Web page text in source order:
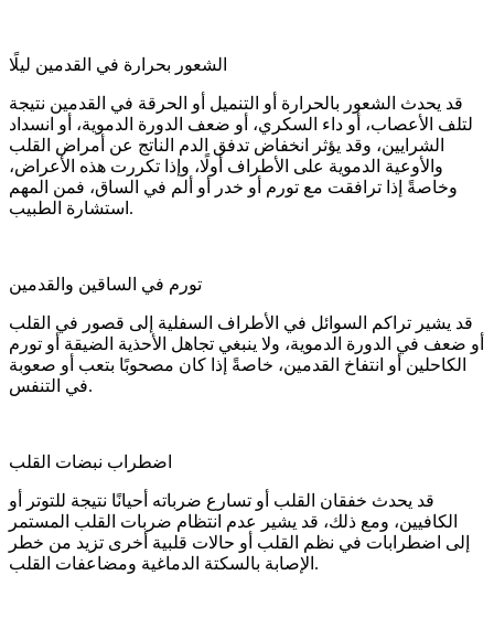
الشعور بحرارة في القدمين ليلًا
قد يحدث الشعور بالحرارة أو التنميل أو الحرقة في القدمين نتيجة
لتلف الأعصاب، أو داء السكري، أو ضعف الدورة الدموية، أو انسداد
الشرايين، وقد يؤثر انخفاض تدفق الدم الناتج عن أمراض القلب
والأوعية الدموية على الأطراف أولًا، وإذا تكررت هذه الأعراض،
وخاصةً إذا ترافقت مع تورم أو خدر أو ألم في الساق، فمن المهم
استشارة الطبيب.
تورم في الساقين والقدمين
قد يشير تراكم السوائل في الأطراف السفلية إلى قصور في القلب
أو ضعف في الدورة الدموية، ولا ينبغي تجاهل الأحذية الضيقة أو تورم
الكاحلين أو انتفاخ القدمين، خاصةً إذا كان مصحوبًا بتعب أو صعوبة
في التنفس.
اضطراب نبضات القلب
قد يحدث خفقان القلب أو تسارع ضرباته أحيانًا نتيجة للتوتر أو
الكافيين، ومع ذلك، قد يشير عدم انتظام ضربات القلب المستمر
إلى اضطرابات في نظم القلب أو حالات قلبية أخرى تزيد من خطر
الإصابة بالسكتة الدماغية ومضاعفات القلب.